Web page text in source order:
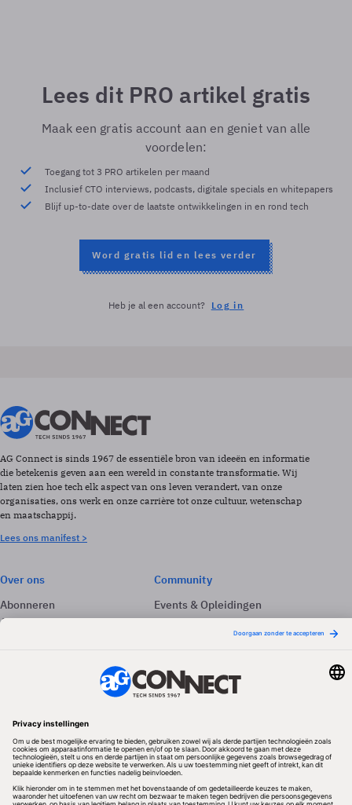
Lees dit PRO artikel gratis
Maak een gratis account aan en geniet van alle
voordelen:
Toegang tot 3 PRO artikelen per maand
Inclusief CTO interviews, podcasts, digitale specials en whitepapers
Blijf up-to-date over de laatste ontwikkelingen in en rond tech
Word gratis lid en lees verder
Heb je al een account? Log in
AG Connect is sinds 1967 de essentiële bron van ideeën en informatie
die betekenis geven aan een wereld in constante transformatie. Wij
laten zien hoe tech elk aspect van ons leven verandert, van onze
organisaties, ons werk en onze carrière tot onze cultuur, wetenschap
en maatschappij.
Lees ons manifest >
Over ons
Abonneren
Adverteren
Community
Events & Opleidingen
Nieuwsbrieven
Volg ons
Redactionele partner